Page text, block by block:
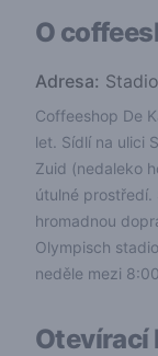
O
Adresa:
Coffeeshop De
let. Sídlí na ulici
Zuid (nedaleko
útulné prostředí.
hromadnou
Olympisch
neděle mezi
Otevírací